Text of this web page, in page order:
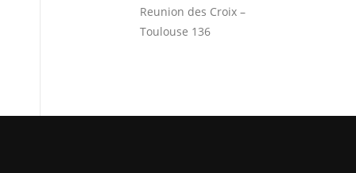
Reunion des Croix –
Toulouse 136